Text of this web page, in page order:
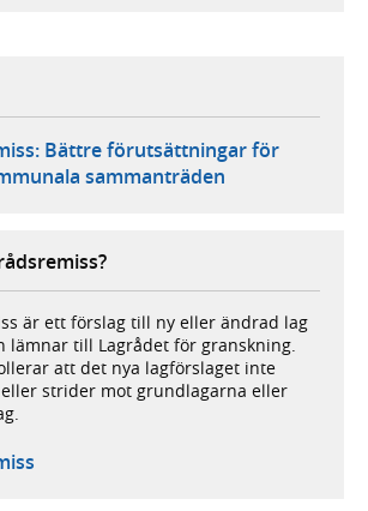
Bättre förutsättningar för
sammanträden
är ett förslag till ny eller ändrad lag
lämnar till Lagrådet för granskning.
att det nya lagförslaget inte
strider mot grundlagarna eller